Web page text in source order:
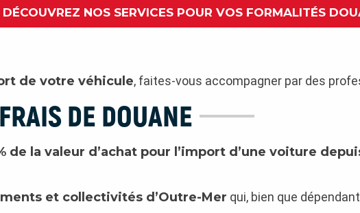
DÉCOUVREZ NOS SERVICES POUR VOS FORMALITÉS
de votre véhicule, faites-vous accompagner par des
DE DOUANE
de la valeur d’achat pour l’import d’une voiture
et collectivités d’Outre-Mer qui, bien que